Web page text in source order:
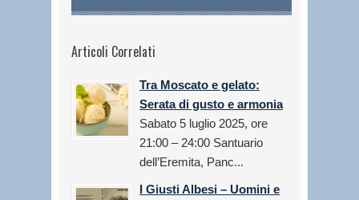
Articoli Correlati
Tra Moscato e gelato:
Serata di gusto e armonia
Sabato 5 luglio 2025, ore
21:00 – 24:00 Santuario
dell’Eremita, Panc...
I Giusti Albesi – Uomini e